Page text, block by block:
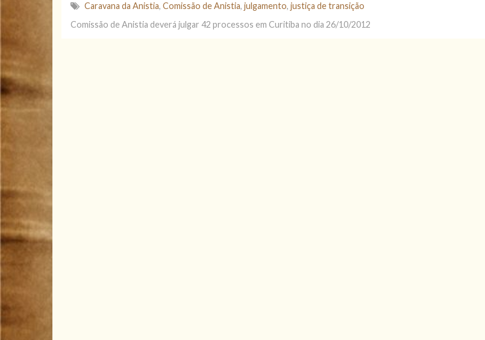
Caravana da Anistia, Comissão de Anistia, julgamento, justiça de transição
Comissão de Anistia deverá julgar 42 processos em Curitiba no dia 26/10/2012